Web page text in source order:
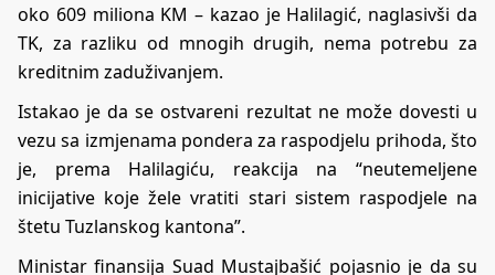
oko 609 miliona KM – kazao je Halilagić, naglasivši da
TK, za razliku od mnogih drugih, nema potrebu za
kreditnim zaduživanjem.
Istakao je da se ostvareni rezultat ne može dovesti u
vezu sa izmjenama pondera za raspodjelu prihoda, što
je, prema Halilagiću, reakcija na “neutemeljene
inicijative koje žele vratiti stari sistem raspodjele na
štetu Tuzlanskog kantona”.
Ministar finansija Suad Mustajbašić pojasnio je da su